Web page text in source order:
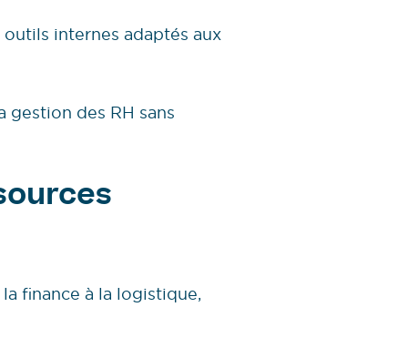
internes adaptés aux
des RH sans
finance à la logistique,